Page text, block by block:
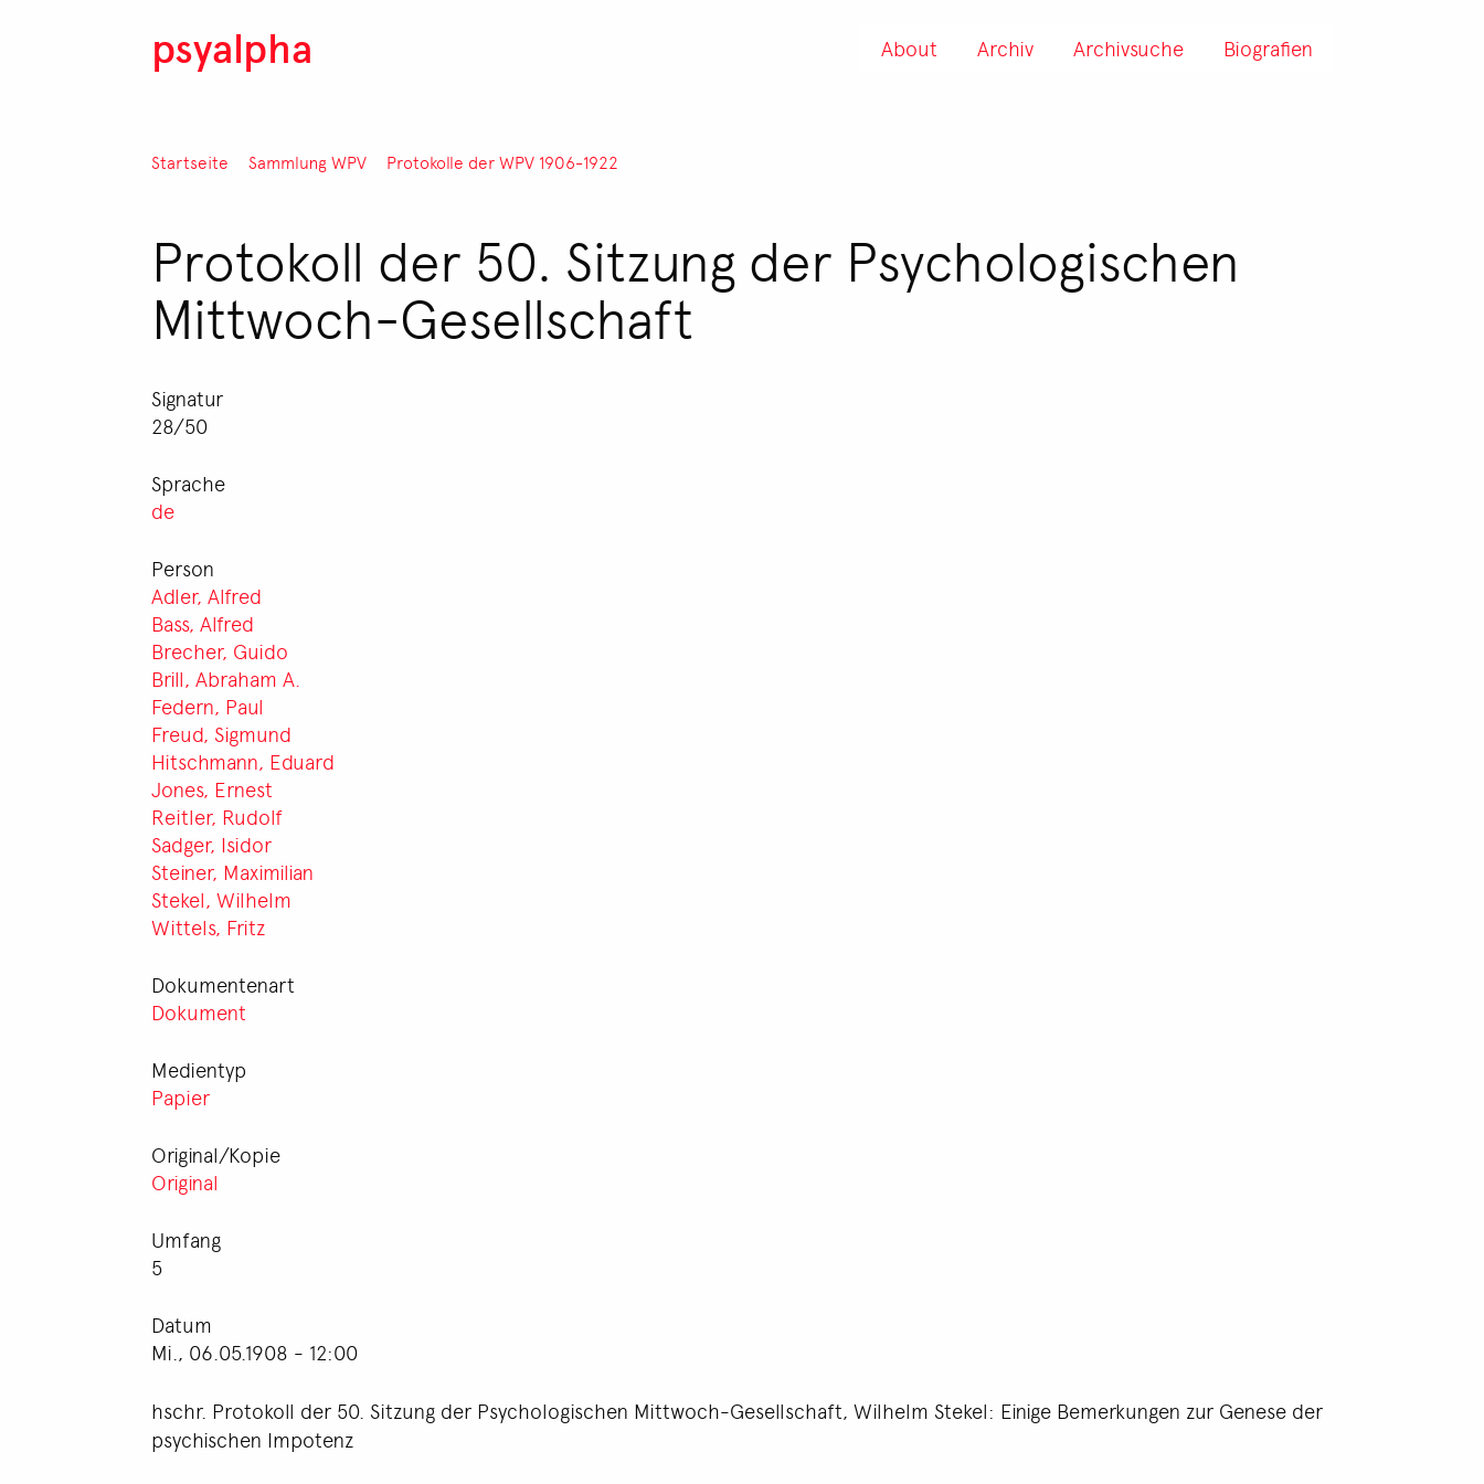
psyalpha About Archiv Archivsuche Biografien
Pfadnavigation
Startseite Sammlung WPV Protokolle der WPV 1906-1922
Protokoll der 50. Sitzung der Psychologischen
Mittwoch-Gesellschaft
Signatur
28/50
Sprache
de
Person
Adler, Alfred
Bass, Alfred
Brecher, Guido
Brill, Abraham A.
Federn, Paul
Freud, Sigmund
Hitschmann, Eduard
Jones, Ernest
Reitler, Rudolf
Sadger, Isidor
Steiner, Maximilian
Stekel, Wilhelm
Wittels, Fritz
Dokumentenart
Dokument
Medientyp
Papier
Original/Kopie
Original
Umfang
5
Datum
Mi., 06.05.1908 - 12:00
hschr. Protokoll der 50. Sitzung der Psychologischen Mittwoch-Gesellschaft, Wilhelm Stekel: Einige Bemerkungen zur Genese der
psychischen Impotenz